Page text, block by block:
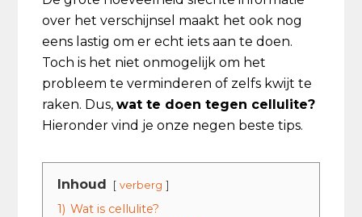
over het verschijnsel maakt het ook nog
eens lastig om er echt iets aan te doen.
Toch is het niet onmogelijk om het
probleem te verminderen of zelfs kwijt te
raken. Dus,wat te doen tegen cellulite?
Hieronder vind je onze negen beste tips.
Inhoud verberg
1) Wat is cellulite?